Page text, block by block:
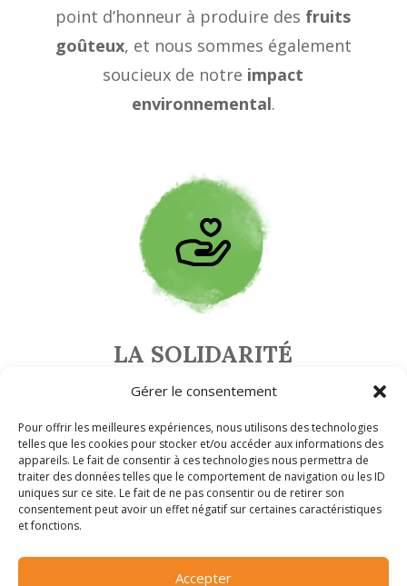
Gérer le consentement
Pour offrir les meilleures expériences, nous utilisons des technologies
telles que les cookies pour stocker et/ou accéder aux informations des
appareils. Le fait de consentir à ces technologies nous permettra de
traiter des données telles que le comportement de navigation ou les ID
uniques sur ce site. Le fait de ne pas consentir ou de retirer son
consentement peut avoir un effet négatif sur certaines caractéristiques
et fonctions.
Accepter
point d’honneur à produire des fruits
goûteux, et nous sommes également
soucieux de notre impact
environnemental.
LA SOLIDARITÉ
Tout au long de l’année, nous faisons
dons aux Restos du Cœurde nos
produits en surplusouinvendus. Nous
essayons au maximum delimiter nos
déchetset d’en faire profiter tout un